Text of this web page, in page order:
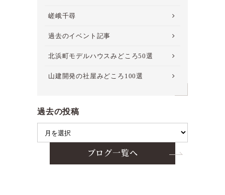
嵯峨千尋
過去のイベント記事
北浜町モデルハウスみどころ50選
山建開発の社屋みどころ100選
過去の投稿
ブログ一覧へ